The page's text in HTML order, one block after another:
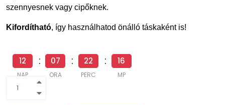
szennyesnek vagy cipőknek.
Kifordítható, így használhatod önálló táskaként is!
12
NAP
07
ÓRA
22
PERC
14
MP